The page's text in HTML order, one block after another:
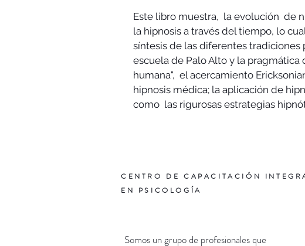
Este libro muestra,  la evolución  de
la hipnosis a través del tiempo, lo
síntesis de las diferentes tradiciones
escuela de Palo Alto y la pragmática
humana",  el acercamiento
hipnosis médica; la aplicación de
como  las rigurosas estrategias
Somos un grupo de profesionales que
CENTRO DE CAPACITACIÓN
EN PSICOLOGÍA